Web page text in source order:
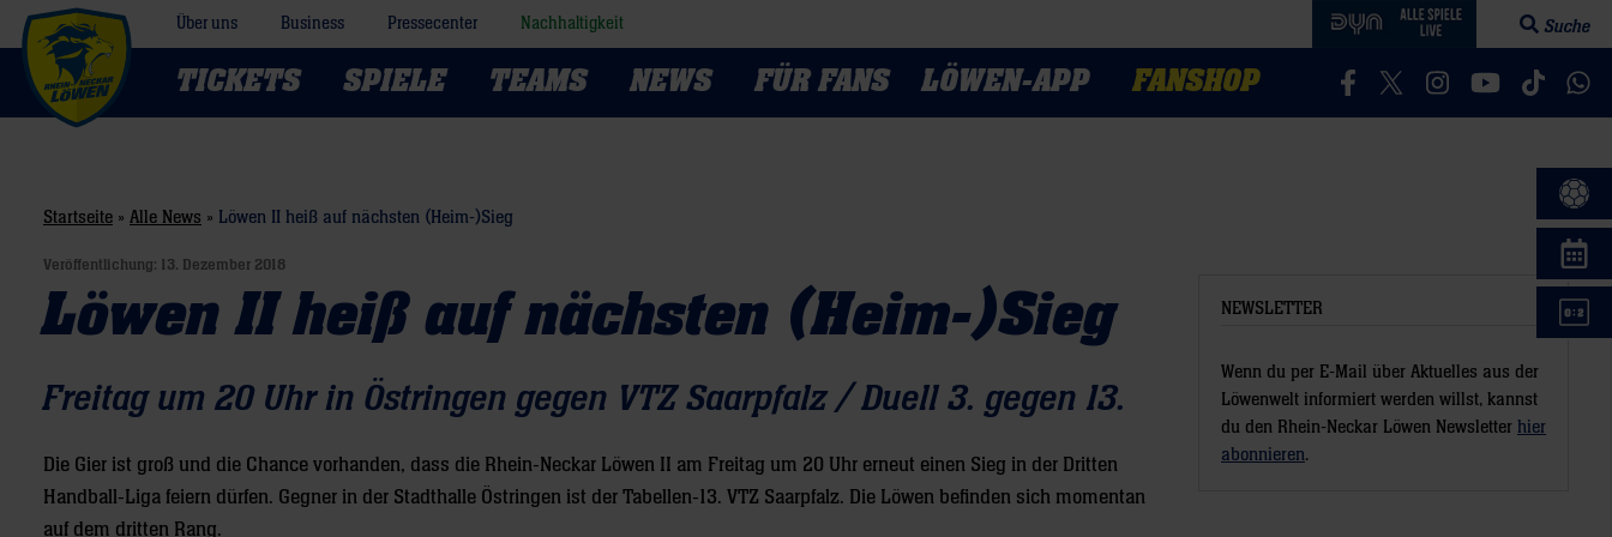
Über uns Business Pressecenter Nachhaltigkeit
Suchfeld
Suche
TICKETS SPIELE TEAMS NEWS FÜR FANS LÖWEN-APP FANSHOP Besucht uns auf Facebook
Besucht uns auf Twitter
Besucht uns auf
Besucht uns
Besucht
Startseite » Alle News » Löwen II heiß auf nächsten (Heim-)Sieg
Veröffentlichung: 13. Dezember 2018
Löwen II heiß auf nächsten (Heim-)Sieg
Freitag um 20 Uhr in Östringen gegen VTZ Saarpfalz / Duell 3. gegen 13.
Die Gier ist groß und die Chance vorhanden, dass die Rhein-Neckar Löwen II am Freitag um 20 Uhr erneut einen Sieg in der Dritten
Handball-Liga feiern dürfen. Gegner in der Stadthalle Östringen ist der Tabellen-13. VTZ Saarpfalz. Die Löwen befinden sich momentan
auf dem dritten Rang.
NEWSLETTER
Wenn du per E-Mail über Aktuelles aus der
Löwenwelt informiert werden willst, kannst
du den Rhein-Neckar Löwen Newsletter hier
abonnieren.